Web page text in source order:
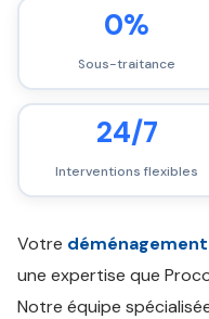
0%
Sous-traitance
24/7
Interventions flexibles
Votre
une expertise que
Notre équipe